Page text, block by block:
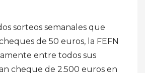
sorteos semanales que
de 50 euros, la FEFN
entre todos sus
cheque de 2.500 euros en